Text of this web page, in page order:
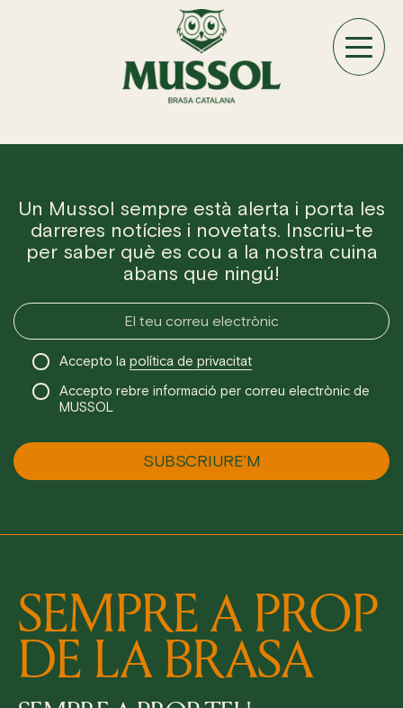
Un Mussol sempre està alerta i porta les
darreres notícies i novetats. Inscriu-te
per saber què es cou a la nostra cuina
abans que ningú!
Accepto la política de privacitat
Accepto rebre informació per correu electrònic de
MUSSOL
SEMPRE A PROP
DE LA BRASA